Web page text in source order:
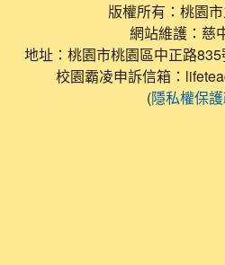
版權所有：桃園
網站維護：慈
地址：桃園市桃園區中正路
校園霸凌申訴信箱：
(隱私權保